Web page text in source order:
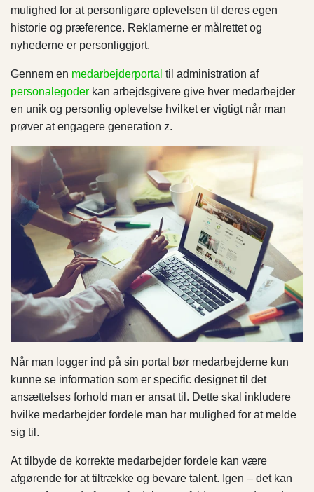
mulighed for at personligøre oplevelsen til deres egen
historie og præference. Reklamerne er målrettet og
nyhederne er personliggjort.
Gennem en medarbejderportal til administration af
personalegoder kan arbejdsgivere give hver medarbejder
en unik og personlig oplevelse hvilket er vigtigt når man
prøver at engagere generation z.
Når man logger ind på sin portal bør medarbejderne kun
kunne se information som er specific designet til det
ansættelses forhold man er ansat til. Dette skal inkludere
hvilke medarbejder fordele man har mulighed for at melde
sig til.
At tilbyde de korrekte medarbejder fordele kan være
afgørende for at tiltrække og bevare talent. Igen – det kan